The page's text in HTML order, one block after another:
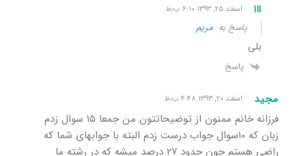
ااا اسفند ۲۵, ۱۳۹۳ ۶:۱۰ ب٫ظ
پاسخ به مریم
بلی
پاسخ
مجید اسفند ۲۰, ۱۳۹۳ ۴:۴۸ ب٫ظ
فرزانه خانم ممنون از توضیحاتتون من جمعا ۱۵ سوال زدم
زبان که ۱۰سوال جواب درست زدم البته با جوابهای شما که
راضی هستم چون حدود ۲۷ درصد میشه که در رشته ما